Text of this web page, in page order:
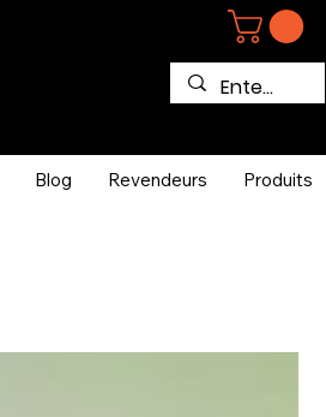
Blog Revendeurs Produits